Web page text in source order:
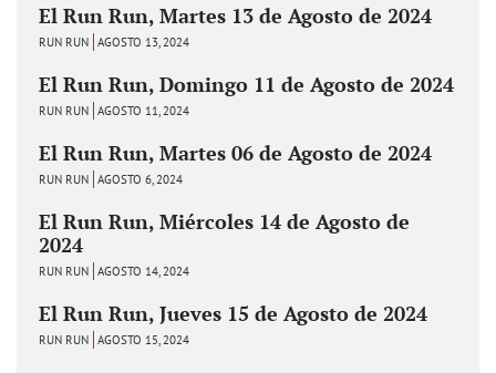
El Run Run, Martes 13 de Agosto de 2024
RUN RUN AGOSTO 13, 2024
El Run Run, Domingo 11 de Agosto de 2024
RUN RUN AGOSTO 11, 2024
El Run Run, Martes 06 de Agosto de 2024
RUN RUN AGOSTO 6, 2024
El Run Run, Miércoles 14 de Agosto de
2024
RUN RUN AGOSTO 14, 2024
El Run Run, Jueves 15 de Agosto de 2024
RUN RUN AGOSTO 15, 2024